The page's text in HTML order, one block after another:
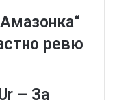
ревю
– За